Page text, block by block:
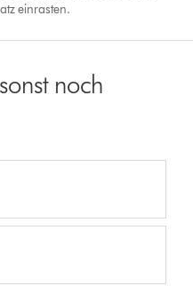
einrasten.
noch